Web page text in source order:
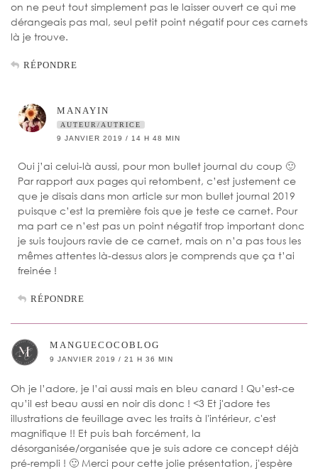
on ne peut tout simplement pas le laisser ouvert ce qui me
dérangeais pas mal, seul petit point négatif pour ces carnets
là je trouve.
RÉPONDRE
MANAYIN
AUTEUR/AUTRICE
9 JANVIER 2019 / 14 H 48 MIN
Oui j’ai celui-là aussi, pour mon bullet journal du coup 🙂
Par rapport aux pages qui retombent, c’est justement ce
que je disais dans mon article sur mon bullet journal 2019
puisque c’est la première fois que je teste ce carnet. Pour
ma part ce n’est pas un point négatif trop important donc
je suis toujours ravie de ce carnet, mais on n’a pas tous les
mêmes attentes là-dessus alors je comprends que ça t’ai
freinée !
RÉPONDRE
MANGUECOCOBLOG
9 JANVIER 2019 / 21 H 36 MIN
Oh je l’adore, je l’ai aussi mais en bleu canard ! Qu’est-ce
qu’il est beau aussi en noir dis donc ! <3 Et j'adore tes
illustrations de feuillage avec les traits à l'intérieur, c'est
magnifique !! Et puis bah forcément, la
désorganisée/organisée que je suis adore ce concept déjà
pré-rempli ! 🙂 Merci pour cette jolie présentation, j'espère